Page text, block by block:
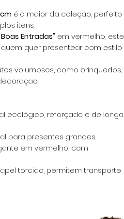
é o maior da coleção, perfeito
itens.
Entradas" em vermelho, este
quer presentear com estilo
volumosos, como brinquedos,
ecológico, reforçado e de longa
para presentes grandes.
em vermelho, com
torcido, permitem transporte